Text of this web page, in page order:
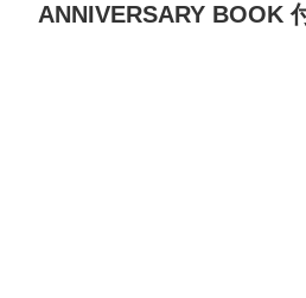
ANNIVERSARY BOOK